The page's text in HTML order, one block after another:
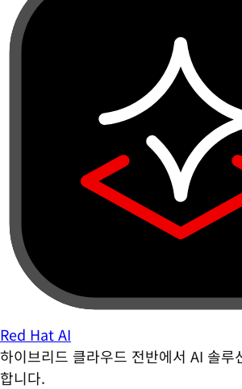
Red Hat AI
하이브리드 클라우드 전반에서 AI 솔루
합니다.